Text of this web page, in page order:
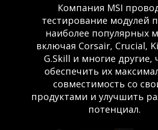
Компания MSI
тестирование модулей
наиболее популярных
включая Corsair, Crucial,
G.Skill и многие другие,
обеспечить их
совместимость со
продуктами и улучшить
потенциал.